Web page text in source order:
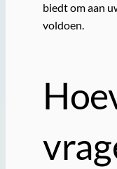
biedt om aan
voldoen.